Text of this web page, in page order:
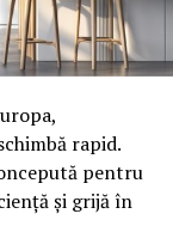
de acolo.
special
sau clești dacă
facesi prin
rapid.
pentru
și grijă în